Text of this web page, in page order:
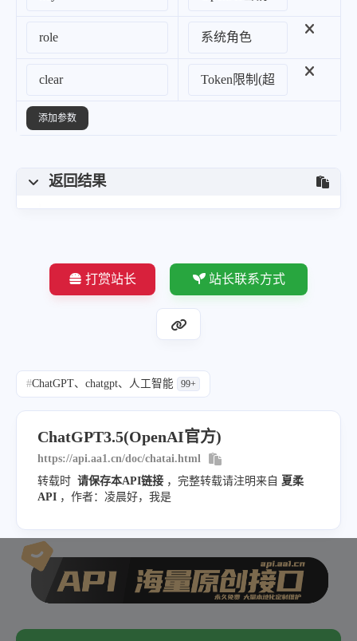
添加参数
返回结果
打赏站长 站长联系方式
#ChatGPT、chatgpt、人工智能 99+
ChatGPT3.5(OpenAI官方)
https://api.aa1.cn/doc/chatai.html
转载时 请保存本API链接 ，完整转载请注明来自 夏柔
API ，作者：凌晨好，我是